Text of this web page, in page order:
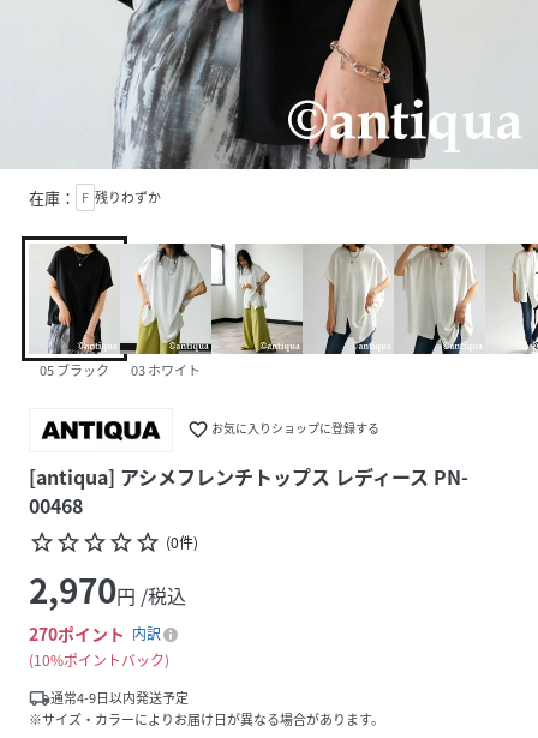
在庫： F 残りわずか
05 ブラック 03 ホワイト
favorite_border お気に入りショップに登録する
[antiqua] アシメフレンチトップス レディース PN-
00468
star_borderstar_borderstar_borderstar_borderstar_border (0件)
2,970円 /税込
270ポイント 内訳
10%ポイントバック
local_shipping通常4-9日以内発送予定
※サイズ・カラーによりお届け日が異なる場合があります。